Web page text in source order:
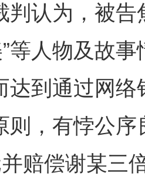
为，被告
”等人物及故
达到通过网
则，有悖公
赔偿谢某三